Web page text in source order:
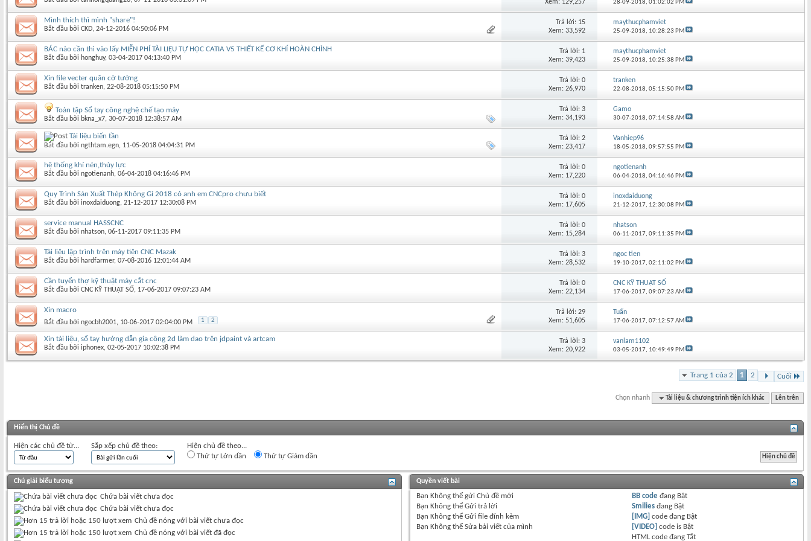
Xem: 129,257 28-09-2018,01:02:02 PM
Mình thích thì mình "share"!
Bắt đầu bởi CKD‎, 24-12-2016 04:50:06 PM
Trả lời: 15
Xem: 33,592
maythucphamviet
25-09-2018, 10:28:23 PM
BÁC nào cần thì vào lấy MIỄN PHÍ TÀI LIỆU TỰ HỌC CATIA V5 THIẾT KẾ CƠ KHÍ HOÀN CHỈNH
Bắt đầu bởi honghuy‎, 03-04-2017 04:13:40 PM
Trả lời: 1
Xem: 39,423
maythucphamviet
25-09-2018, 10:25:38 PM
Xin file vecter quân cờ tướng
Bắt đầu bởi tranken‎, 22-08-2018 05:15:50 PM
Trả lời: 0
Xem: 26,970
tranken
22-08-2018,05:15:50 PM
Toàn tập Sổ tay công nghệ chế tạo máy
Bắt đầu bởi bkna_x7‎, 30-07-2018 12:38:57 AM
Trả lời: 3
Xem: 34,193
Gamo
30-07-2018,07:14:58 AM
Tài liệu biến tần
Bắt đầu bởi ngthtam.egn‎, 11-05-2018 04:04:31 PM
Trả lời: 2
Xem: 23,417
Vanhiep96
18-05-2018,09:57:55 PM
hệ thống khí nén,thủy lực
Bắt đầu bởi ngotienanh‎, 06-04-2018 04:16:46 PM
Trả lời: 0
Xem: 17,220
ngotienanh
06-04-2018,04:16:46 PM
Quy Trình Sản Xuất Thép Không Gỉ 2018 có anh em CNCpro chưu biết
Bắt đầu bởi inoxdaiduong‎, 21-12-2017 12:30:08 PM
Trả lời: 0
Xem: 17,605
inoxdaiduong
21-12-2017, 12:30:08 PM
service manual HASSCNC
Bắt đầu bởi nhatson‎, 06-11-2017 09:11:35 PM
Trả lời: 0
Xem: 15,284
nhatson
06-11-2017,09:11:35 PM
Tài liệu lập trình trên máy tiện CNC Mazak
Bắt đầu bởi hardfarmer‎, 07-08-2016 12:01:44 AM
Trả lời: 3
Xem: 28,532
ngoc tien
19-10-2017,02:11:02 PM
Cần tuyển thợ kỹ thuật máy cắt cnc
Bắt đầu bởi CNC KỸ THUẬT SỐ‎, 17-06-2017 09:07:23 AM
Trả lời: 0
Xem: 22,134
CNC KỸ THUẬT SỐ
17-06-2017,09:07:23 AM
Xin macro
Bắt đầu bởi ngocbh2001‎, 10-06-2017 02:04:00 PM 1 2
Trả lời: 29
Xem: 51,605
Tuấn
17-06-2017,07:12:57 AM
Xin tài liệu, sổ tay hướng dẫn gia công 2d làm dao trên jdpaint và artcam
Bắt đầu bởi iphonex‎, 02-05-2017 10:02:38 PM
Trả lời: 3
Xem: 20,922
vanlam1102
03-05-2017, 10:49:49 PM
Trang 1 của 2 1 2 Cuối
Chọn nhanh Tài liệu & chương trình tiện ích khác Lên trên
Hiển thị Chủ đề
Hiện các chủ đề từ... Sắp xếp chủ đề theo:
Hiện chủ đề theo...
Thứ tự Lớn dần
Thứ tự Giảm dần
Chú giải biểu tượng
Chứa bài viết chưa đọc
Chứa bài viết chưa đọc
Chủ đề nóng với bài viết chưa đọc
Chủ đề nóng với bài viết đã đọc
Quyền viết bài
Bạn Không thểgửi Chủ đề mới
Bạn Không thểGửi trả lời
Bạn Không thểGửi file đính kèm
Bạn Không thểSửa bài viết của mình
BB code đang Bật
Smilies đang Bật
[IMG] code đang Bật
[VIDEO] code is Bật
HTML code đangTắt